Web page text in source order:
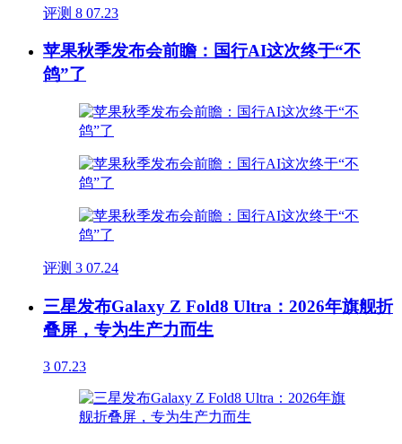
评测 8 07.23
苹果秋季发布会前瞻：国行AI这次终于“不
鸽”了
评测 3 07.24
三星发布Galaxy Z Fold8 Ultra：2026年旗舰折
叠屏，专为生产力而生
3 07.23